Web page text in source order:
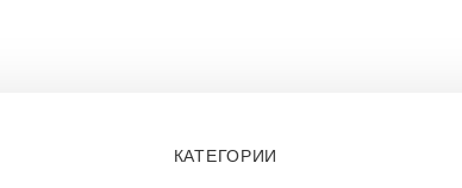
КАТЕГОРИИ